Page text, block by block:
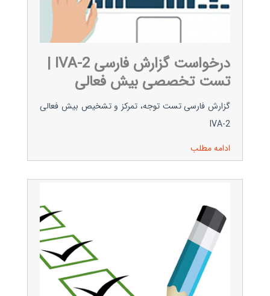
درخواست گزارش فارسی IVA-2 |
تست تخصصی بیش فعالی
گزارش فارسی تست توجه، تمرکز و تشخیص بیش فعالی
IVA-2
ادامه مطلب